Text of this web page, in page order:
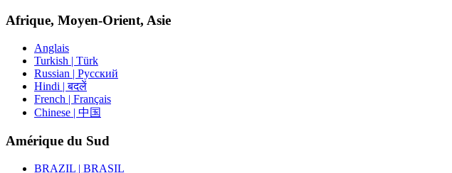
Afrique, Moyen-Orient, Asie
Anglais
Turkish | Türk
Russian | Русский
Hindi | बदलें
French | Français
Chinese | 中国
Amérique du Sud
BRAZIL | BRASIL